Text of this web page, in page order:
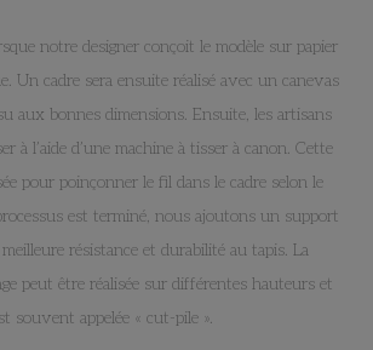
notre designer conçoit le modèle sur papier
Un cadre sera ensuite réalisé avec un canevas
aux bonnes dimensions. Ensuite, les artisans
à l’aide d’une machine à tisser à canon. Cette
pour poinçonner le fil dans le cadre selon le
est terminé, nous ajoutons un support
résistance et durabilité au tapis. La
peut être réalisée sur différentes hauteurs et
souvent appelée « cut-pile ».